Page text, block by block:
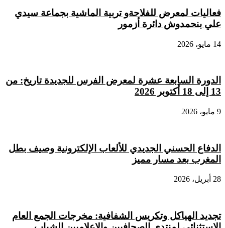
فعاليات لمعرض للفلاحةو تربية الماشية بجماعة سيدي
علي بنحمدوش دائرة أزمور
14 مايو، 2026
الدورة السابعة عشرة لمعرض الفرس للجديدة تاريخ: من
13 إلى 18 أكتوبر 2026
9 مايو، 2026
الدفاع الحسني الجديدي للألعاب الإلكترونية وصيف بطل
المغرب بعد مسار مميز
28 أبريل، 2026
تجديد الهياكل وتكريس الشفافية: مخرجات الجمع العام